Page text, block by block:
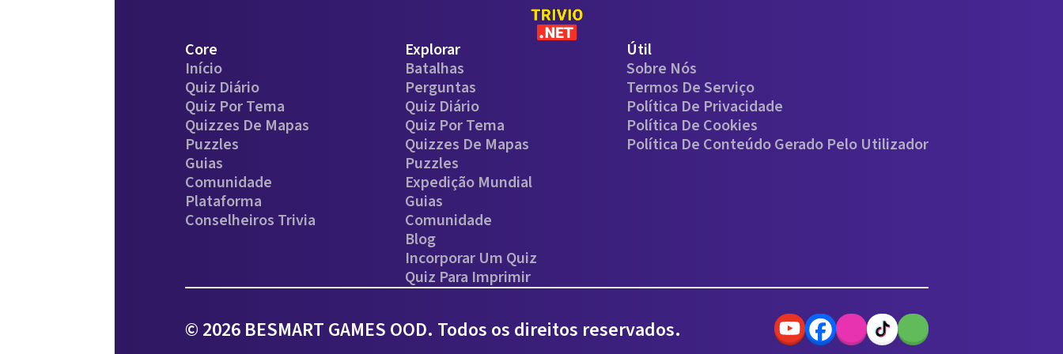
Core
Início
Quiz Diário
Quiz Por Tema
Quizzes De Mapas
Puzzles
Guias
Comunidade
Plataforma
Conselheiros Trivia
Explorar
Batalhas
Perguntas
Quiz Diário
Quiz Por Tema
Quizzes De Mapas
Puzzles
Expedição Mundial
Guias
Comunidade
Blog
Incorporar Um Quiz
Quiz Para Imprimir
Útil
Sobre Nós
Termos De Serviço
Política De Privacidade
Política De Cookies
Política De Conteúdo Gerado Pelo Utilizador
© 2026 BESMART GAMES OOD. Todos os direitos reservados.